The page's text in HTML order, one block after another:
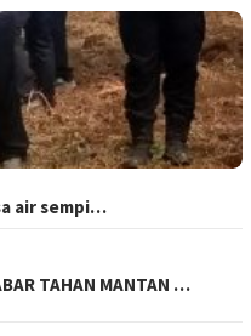
air sempi…
TAHAN MANTAN …